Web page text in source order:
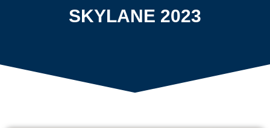
SKYLANE 2023